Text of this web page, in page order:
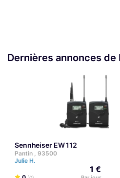
Dernières annonces de
Sennheiser EW 112
Pantin , 93500
Julie H.
1 €